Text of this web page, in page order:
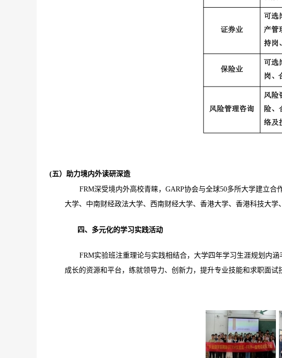
(五）助力境内外读研深造
FRM深受境内外高校青睐，GARP协会与全球50多所大学建立
大学、中南财经政法大学、西南财经大学、香港大学、香港科技大
四、多元化的学习实践活动
FRM实验班注重理论与实践相结合，大学四年学习生涯规划内
成长的资源和平台，练就领导力、创新力，提升专业技能和求职面试